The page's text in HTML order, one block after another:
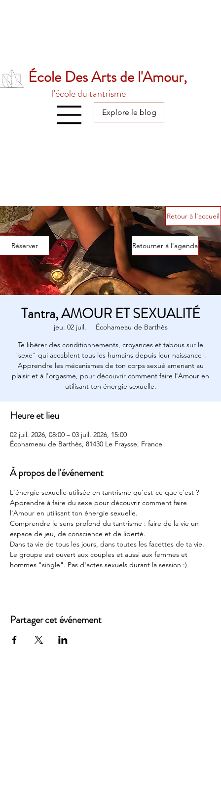
École Des Arts de l'Amour,
l'école du tantrisme
Explore le blog
Tantra, AMOUR ET SEXUALITÉ
jeu. 02 juil.
Écohameau de Barthès
Te libérer des conditionnements, croyances et tabous sur le
"sexe" qui accablent tous les humains depuis leur naissance !
Apprendre les mécanismes de ton corps sexué amenant au
plaisir et à l'orgasme, pour découvrir comment faire l'Amour en
utilisant ton énergie sexuelle.
Heure et lieu
02 juil. 2026, 08:00 – 03 juil. 2026, 15:00
Écohameau de Barthès, 81430 Le Fraysse, France
À propos de l'événement
L'énergie sexuelle utilisée en tantrisme qu'est-ce que c'est ?
Apprendre à faire du sexe pour découvrir comment faire
l'Amour en utilisant ton énergie sexuelle.
Comprendre le sens profond du tantrisme : faire de la vie un
espace de jeu, de conscience et de liberté.
Dans ta vie de tous les jours, dans toutes les facettes de ta vie.
Le groupe est ouvert aux couples et aussi aux femmes et
hommes "single". Pas d'actes sexuels durant la session :)
Partager cet événement
Réserver Retourner à l'agenda
Retour à l'accueil